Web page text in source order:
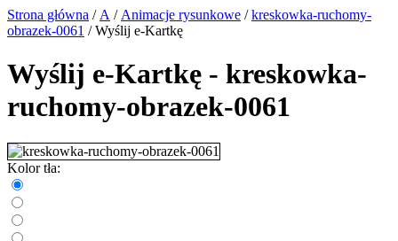
Strona główna / A / Animacje rysunkowe /kreskowka-ruchomy-
obrazek-0061 / Wyślij e-Kartkę
Wyślij e-Kartkę - kreskowka-
ruchomy-obrazek-0061
Kolor tła: